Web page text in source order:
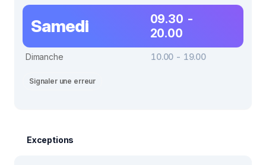
Samedi
09.30 -
20.00
Dimanche 10.00 - 19.00
Signaler une erreur
Exceptions